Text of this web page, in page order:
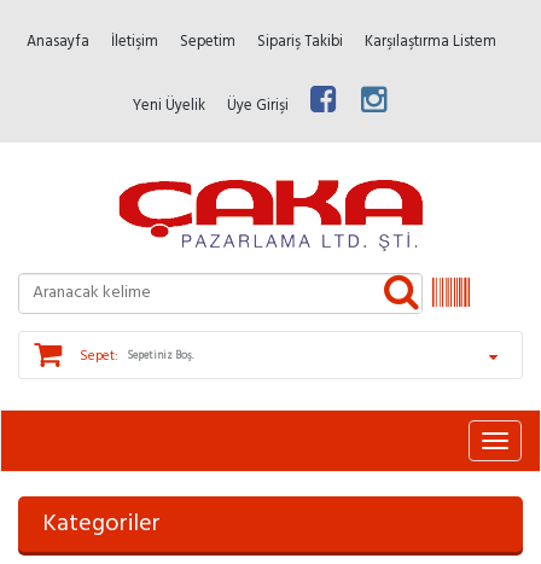
Anasayfa İletişim Sepetim Sipariş Takibi Karşılaştırma Listem
Yeni Üyelik Üye Girişi
Sepet: Sepetiniz Boş.
Kategoriler